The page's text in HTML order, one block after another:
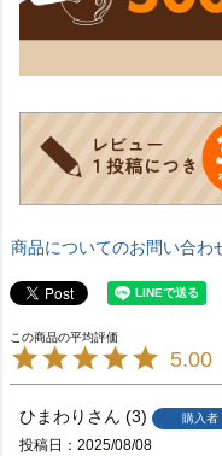
商品についてのお問い合わ
5.00
ひまわり 3 購入者
投稿日
2025/08/08